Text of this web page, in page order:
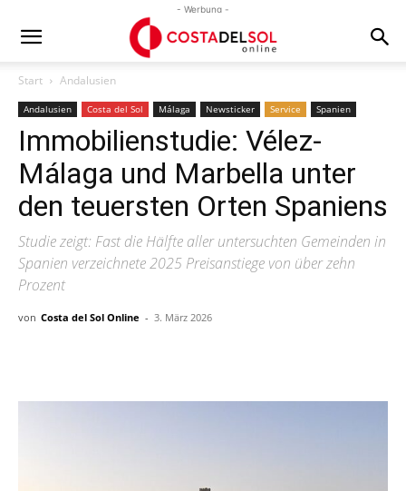
- Werbung -
Start Andalusien
Andalusien Costa del Sol Málaga Newsticker Service Spanien
Immobilienstudie: Vélez-
Málaga und Marbella unter
den teuersten Orten Spaniens
Studie zeigt: Fast die Hälfte aller untersuchten Gemeinden in
Spanien verzeichnete 2025 Preisanstiege von über zehn
Prozent
von Costa del Sol Online - 3. März 2026